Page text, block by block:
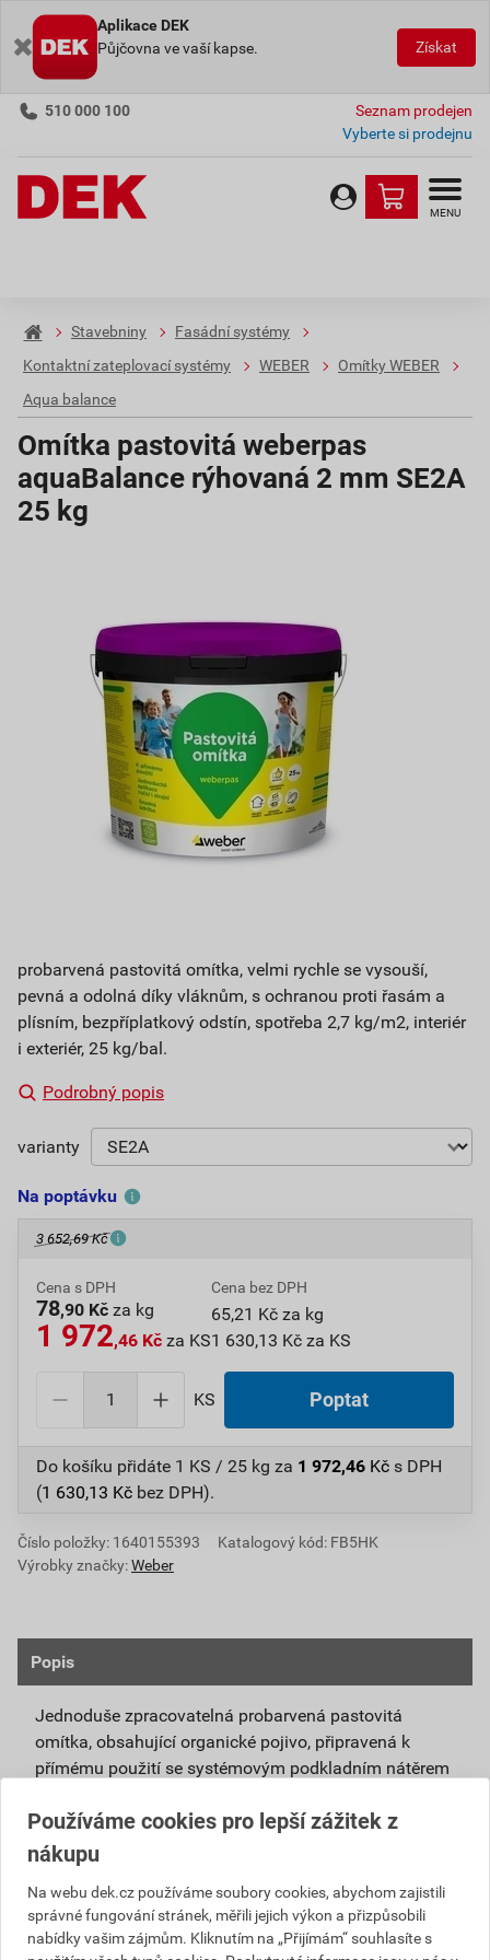
Aplikace DEK
Půjčovna ve vaší kapse.
Získat
510 000 100
Seznam prodejen
Vyberte si prodejnu
MENU
Stavebniny
Fasádní systémy
Kontaktní zateplovací systémy
WEBER
Omítky WEBER
Aqua balance
Omítka pastovitá weberpas
aquaBalance rýhovaná 2 mm SE2A
25 kg
probarvená pastovitá omítka, velmi rychle se vysouší,
pevná a odolná díky vláknům, s ochranou proti řasám a
plísním, bezpříplatkový odstín, spotřeba 2,7 kg/m2, interiér
i exteriér, 25 kg/bal.
Podrobný popis
varianty
Na poptávku
3 652,69 Kč
Cena s DPH
78,90 Kč za kg
1 972,46 Kč za KS
Cena bez DPH
65,21 Kč za kg
1 630,13 Kč za KS
KS Poptat
Do košíku přidáte 1 KS / 25 kg za 1 972,46 Kč s DPH
(1 630,13 Kč bez DPH).
Číslo položky: 1640155393
Katalogový kód: FB5HK
Výrobky značky:Weber
Popis
Jednoduše zpracovatelná probarvená pastovitá
omítka, obsahující organické pojivo, připravená k
přímému použití se systémovým podkladním nátěrem
Vlivem ochlazování vnějšího souvrství
zateplovacích systémů v nočních hodinách,
dochází ke kondenzaci vody na povrchu, která
vytváří živnou půdu pro růst nevzhledných řas.
Povrch omítky weberpas aquaBalance dokáže
Používáme cookies pro lepší zážitek z
nákupu
Na webu dek.cz používáme soubory cookies, abychom zajistili
správné fungování stránek, měřili jejich výkon a přizpůsobili
nabídky vašim zájmům. Kliknutím na „Přijímám“ souhlasíte s